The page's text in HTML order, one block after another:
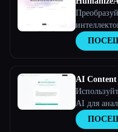
помощью
AI
AI для
ли он
нет.